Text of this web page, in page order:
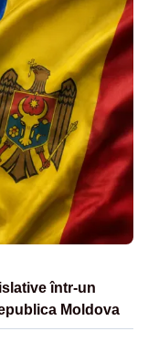
într-un
Moldova